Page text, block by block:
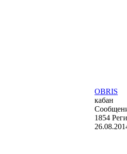
OBRIS
кабан
1854